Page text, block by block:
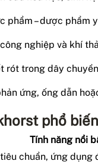
phẩm – dược phẩm
nghiệp và khí
rót trong dây
ứng, ống dẫn
phổ
Tính năng nổi
chuẩn, ứng dụng